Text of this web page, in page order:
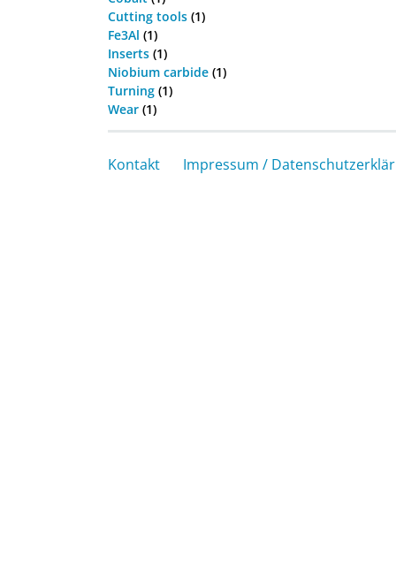
Cutting tools (1)
Fe3Al (1)
Inserts (1)
Niobium carbide (1)
Turning (1)
Wear (1)
Kontakt Impressum /